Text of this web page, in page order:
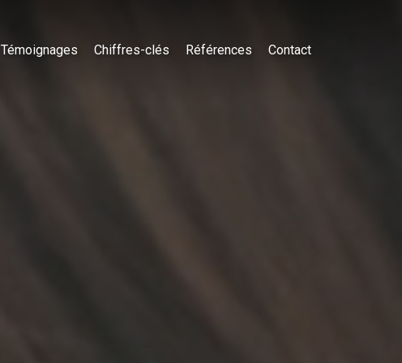
Témoignages Chiffres-clés Références Contact